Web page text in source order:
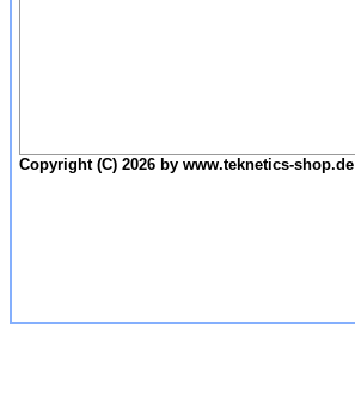
Copyright (C) 2026 by www.teknetics-shop.de